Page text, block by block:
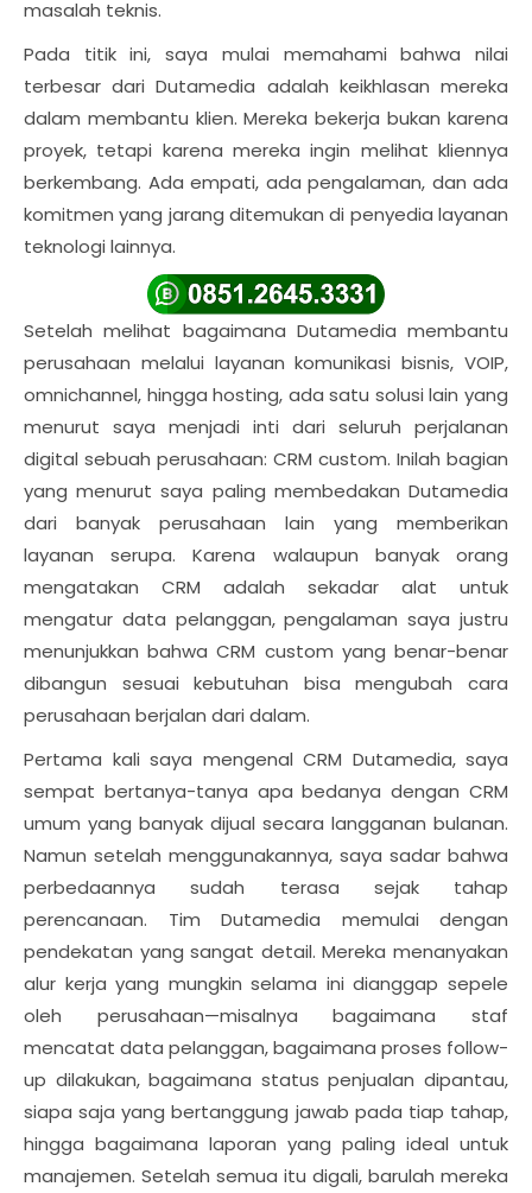
masalah teknis.
Pada titik ini, saya mulai memahami bahwa nilai
terbesar dari Dutamedia adalah keikhlasan mereka
dalam membantu klien. Mereka bekerja bukan karena
proyek, tetapi karena mereka ingin melihat kliennya
berkembang. Ada empati, ada pengalaman, dan ada
komitmen yang jarang ditemukan di penyedia layanan
teknologi lainnya.
Setelah melihat bagaimana Dutamedia membantu
perusahaan melalui layanan komunikasi bisnis, VOIP,
omnichannel, hingga hosting, ada satu solusi lain yang
menurut saya menjadi inti dari seluruh perjalanan
digital sebuah perusahaan: CRM custom. Inilah bagian
yang menurut saya paling membedakan Dutamedia
dari banyak perusahaan lain yang memberikan
layanan serupa. Karena walaupun banyak orang
mengatakan CRM adalah sekadar alat untuk
mengatur data pelanggan, pengalaman saya justru
menunjukkan bahwa CRM custom yang benar-benar
dibangun sesuai kebutuhan bisa mengubah cara
perusahaan berjalan dari dalam.
Pertama kali saya mengenal CRM Dutamedia, saya
sempat bertanya-tanya apa bedanya dengan CRM
umum yang banyak dijual secara langganan bulanan.
Namun setelah menggunakannya, saya sadar bahwa
perbedaannya sudah terasa sejak tahap
perencanaan. Tim Dutamedia memulai dengan
pendekatan yang sangat detail. Mereka menanyakan
alur kerja yang mungkin selama ini dianggap sepele
oleh perusahaan—misalnya bagaimana staf
mencatat data pelanggan, bagaimana proses follow-
up dilakukan, bagaimana status penjualan dipantau,
siapa saja yang bertanggung jawab pada tiap tahap,
hingga bagaimana laporan yang paling ideal untuk
manajemen. Setelah semua itu digali, barulah mereka